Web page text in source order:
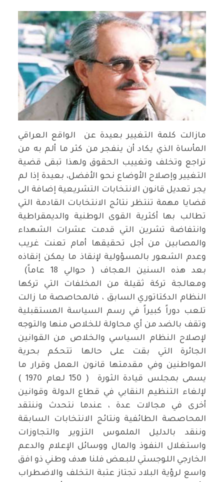
مازالت كلمة التغيير بعيدة عن الواقع العراقي
المأساة الذي يكاد أن ينفجر من كثر ما ألم به من
تراجع وتخلف وتغييب الحقوق ولهذا تبقى قضية
التغيير وإصلاح الأوضاع نحو الأفضل، بعيدة إذا لم
يجر تعديل قانون الانتخابات التشريعية إضافة الى
قضايا مهمة تنتظر نتائج الانتخابات القادمة التي
تطالب بها أكثرية القوى الوطنية والديمقراطية
وانتفاضة تشرين التي قدمت عشرات الشهداء
والمصابين من أجل تحقيقها أمام تعنت غريب
وعدم الشعور بالمسؤولية لإنقاذ ما يمكن إنقاذه
بعد هذه السنين العجاف ( حوالي 18 عاماً)
ومعالجة تركة ثقيلة من المخلفات التي تركها
النظام الدكتاتوري السابق ، فالمحاصصة ما زالت
تلعب دوراً كبيراً في رسم السياسة المستقبلية
وتقف بالضد من أي محاولة للخلاص منها والتوجه
لإصلاح النظام السياسي والخلاص من القوانين
الجائرة التي بقت على حالها تتحكم بحرية
المواطنين وفي مقدمتها قانون العمل وقرار ما
يسمى بمجلس قيادة الثورة ( 150 لعام 1970 )
لإلغاء التنظيم النقابي في قطاع الدولة وقوانين
أخرى في مجالات عدة ، عندما نتحدث وننتقد
المحاصصة الطائفية ونتائج الانتخابات السابقة
وننقد بالدليل الملموس التزوير والتجاوزات
واستغلال النفوذ والمال ووسائل الإعلام والدعم
الخارجي اللوجستي للبعض فلنا هدف وطني ذو افق
واسع لرؤية البلاد تجتاز عتبة التخلف والاضطراب